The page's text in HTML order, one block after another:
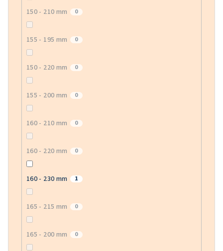
150 - 210 mm 0
155 - 195 mm 0
150 - 220 mm 0
155 - 200 mm 0
160 - 210 mm 0
160 - 220 mm 0
160 - 230 mm 1
165 - 215 mm 0
165 - 200 mm 0